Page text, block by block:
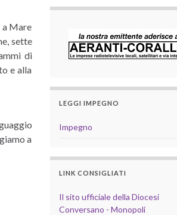
a Mare
sette
di
e alla
a
LEGGI IMPEGNO
Impegno
LINK CONSIGLIATI
Il sito ufficiale della Diocesi
Conversano - Monopoli